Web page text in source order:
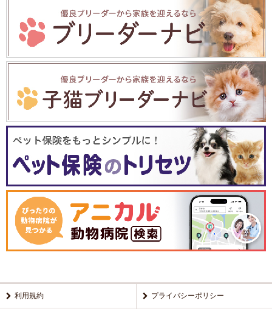
利用規約 プライバシーポリシー